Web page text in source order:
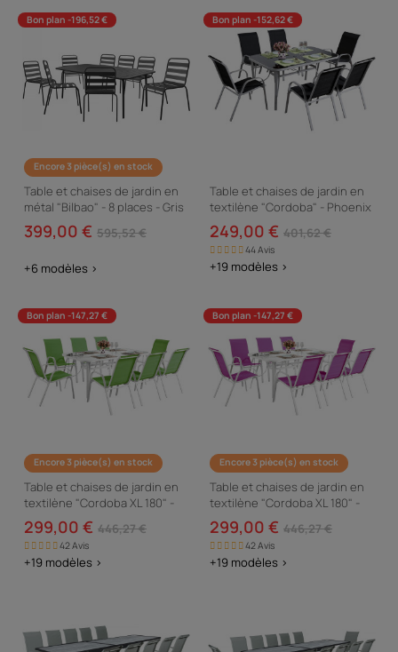
Bon plan -196,52 €
Encore 3 pièce(s) en stock
Table et chaises de jardin en
métal "Bilbao" - 8 places - Gris
399,00 € 595,52 €
+6 modèles >
Bon plan -152,62 €
Table et chaises de jardin en
textilène "Cordoba" - Phoenix
- 6 places - Noir
249,00 € 401,62 €
44 Avis
+19 modèles >
Bon plan -147,27 €
Encore 3 pièce(s) en stock
Table et chaises de jardin en
textilène "Cordoba XL 180" -
Phoenix - 8 places - Vert
299,00 € 446,27 €
42 Avis
+19 modèles >
Bon plan -147,27 €
Encore 3 pièce(s) en stock
Table et chaises de jardin en
textilène "Cordoba XL 180" -
Phoenix - 8 places - Fuschia
299,00 € 446,27 €
42 Avis
+19 modèles >